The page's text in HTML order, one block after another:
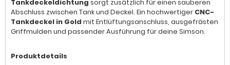
Tankdeckeldichtung sorgt zusätzlich für einen sauberen
Abschluss zwischen Tank und Deckel. Ein hochwertiger CNC-
Tankdeckel in Gold mit Entlüftungsanschluss, ausgefrästen
Griffmulden und passender Ausführung für deine Simson.
Produktdetails